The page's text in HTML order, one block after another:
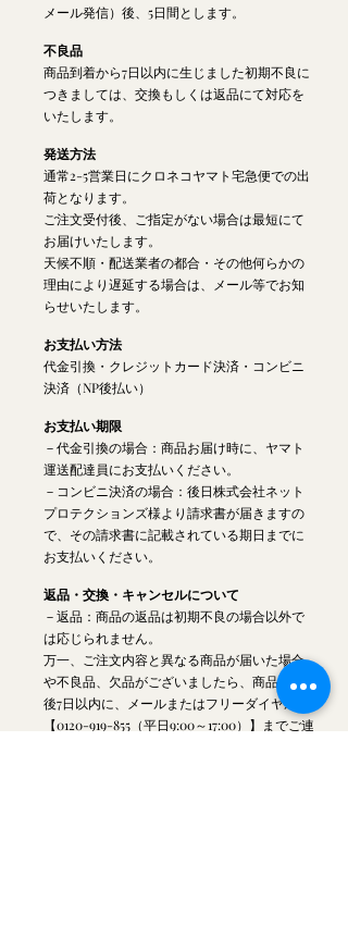
メール発信）後、5日間とします。
不良品
商品到着から7日以内に生じました初期不良に
つきましては、交換もしくは返品にて対応を
いたします。
発送方法
通常2-5営業日にクロネコヤマト宅急便での出
荷となります。
ご注文受付後、ご指定がない場合は最短にて
お届けいたします。
天候不順・配送業者の都合・その他何らかの
理由により遅延する場合は、メール等でお知
らせいたします。
お支払い方法
代金引換・クレジットカード決済・コンビニ
決済（NP後払い）
お支払い期限
－代金引換の場合：商品お届け時に、ヤマト
運送配達員にお支払いください。
－コンビニ決済の場合：後日株式会社ネット
プロテクションズ様より請求書が届きますの
で、その請求書に記載されている期日までに
お支払いください。
返品・交換・キャンセルについて
－返品：商品の返品は初期不良の場合以外で
は応じられません。
万一、ご注文内容と異なる商品が届いた場合
や不良品、欠品がございましたら、商品到着
後7日以内に、メールまたはフリーダイヤル
【0120-919-855（平日9:00～17:00）】までご連